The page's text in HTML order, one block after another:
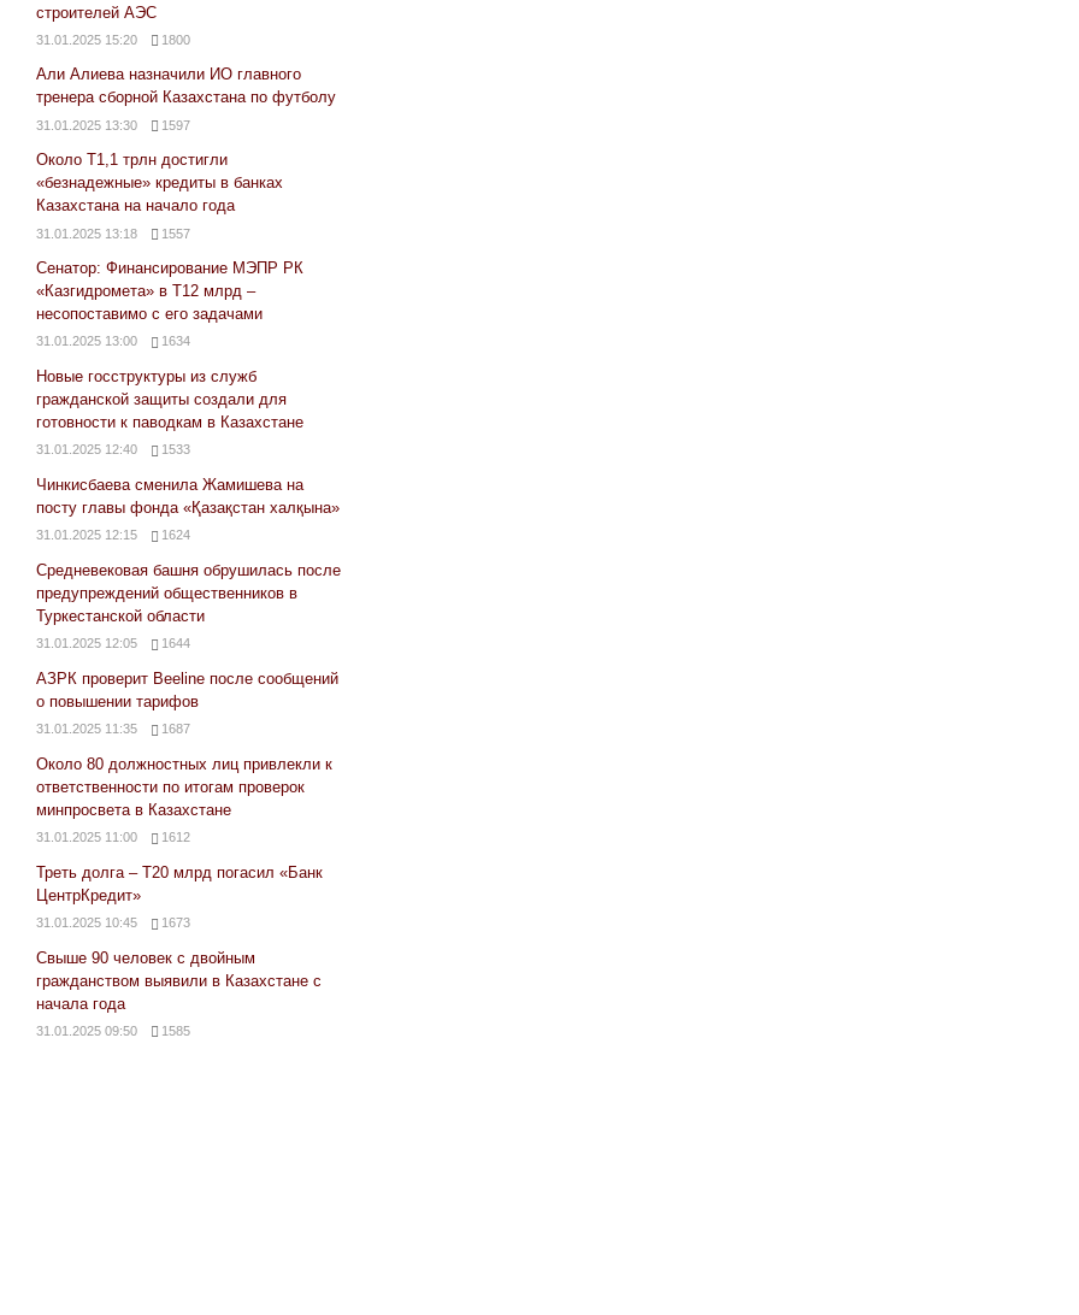
строителей АЭС
31.01.2025 15:20 1800
Али Алиева назначили ИО главного
тренера сборной Казахстана по футболу
31.01.2025 13:30 1597
Около Т1,1 трлн достигли
«безнадежные» кредиты в банках
Казахстана на начало года
31.01.2025 13:18 1557
Сенатор: Финансирование МЭПР РК
«Казгидромета» в Т12 млрд –
несопоставимо с его задачами
31.01.2025 13:00 1634
Новые госструктуры из служб
гражданской защиты создали для
готовности к паводкам в Казахстане
31.01.2025 12:40 1533
Чинкисбаева сменила Жамишева на
посту главы фонда «Қазақстан халқына»
31.01.2025 12:15 1624
Средневековая башня обрушилась после
предупреждений общественников в
Туркестанской области
31.01.2025 12:05 1644
АЗРК проверит Beeline после сообщений
о повышении тарифов
31.01.2025 11:35 1687
Около 80 должностных лиц привлекли к
ответственности по итогам проверок
минпросвета в Казахстане
31.01.2025 11:00 1612
Треть долга – Т20 млрд погасил «Банк
ЦентрКредит»
31.01.2025 10:45 1673
Свыше 90 человек с двойным
гражданством выявили в Казахстане с
начала года
31.01.2025 09:50 1585